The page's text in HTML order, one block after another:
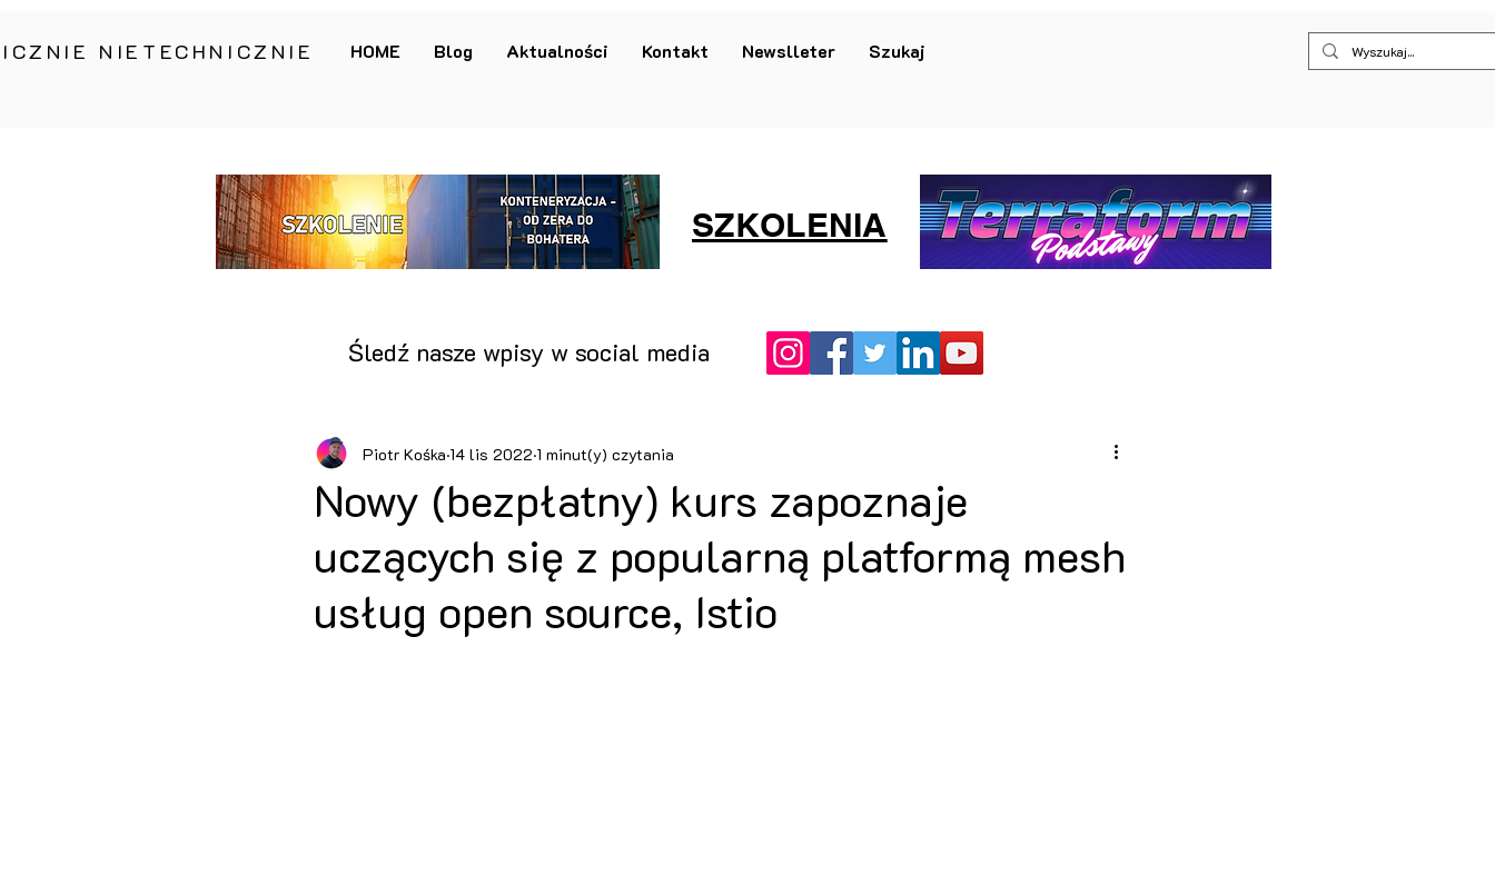
NIETECHNICZNIE HOME Blog Aktualności Kontakt Newslleter Szukaj
SZKOLENIA
Śledź nasze wpisy w social media
Nowy (bezpłatny) kurs zapoznaje
uczących się z popularną platformą mesh
usług open source, Istio
Piotr Kośka 14 lis 2022 1 minut(y) czytania